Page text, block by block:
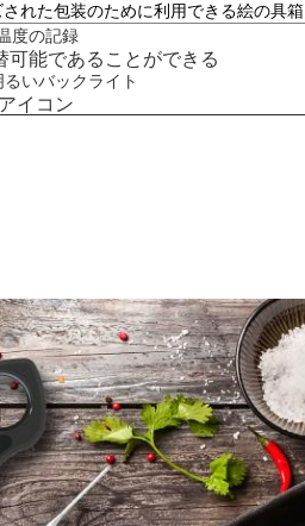
れた包装のために利用できる絵の具箱
度の記録
可能であることができる
いバックライト
イコン